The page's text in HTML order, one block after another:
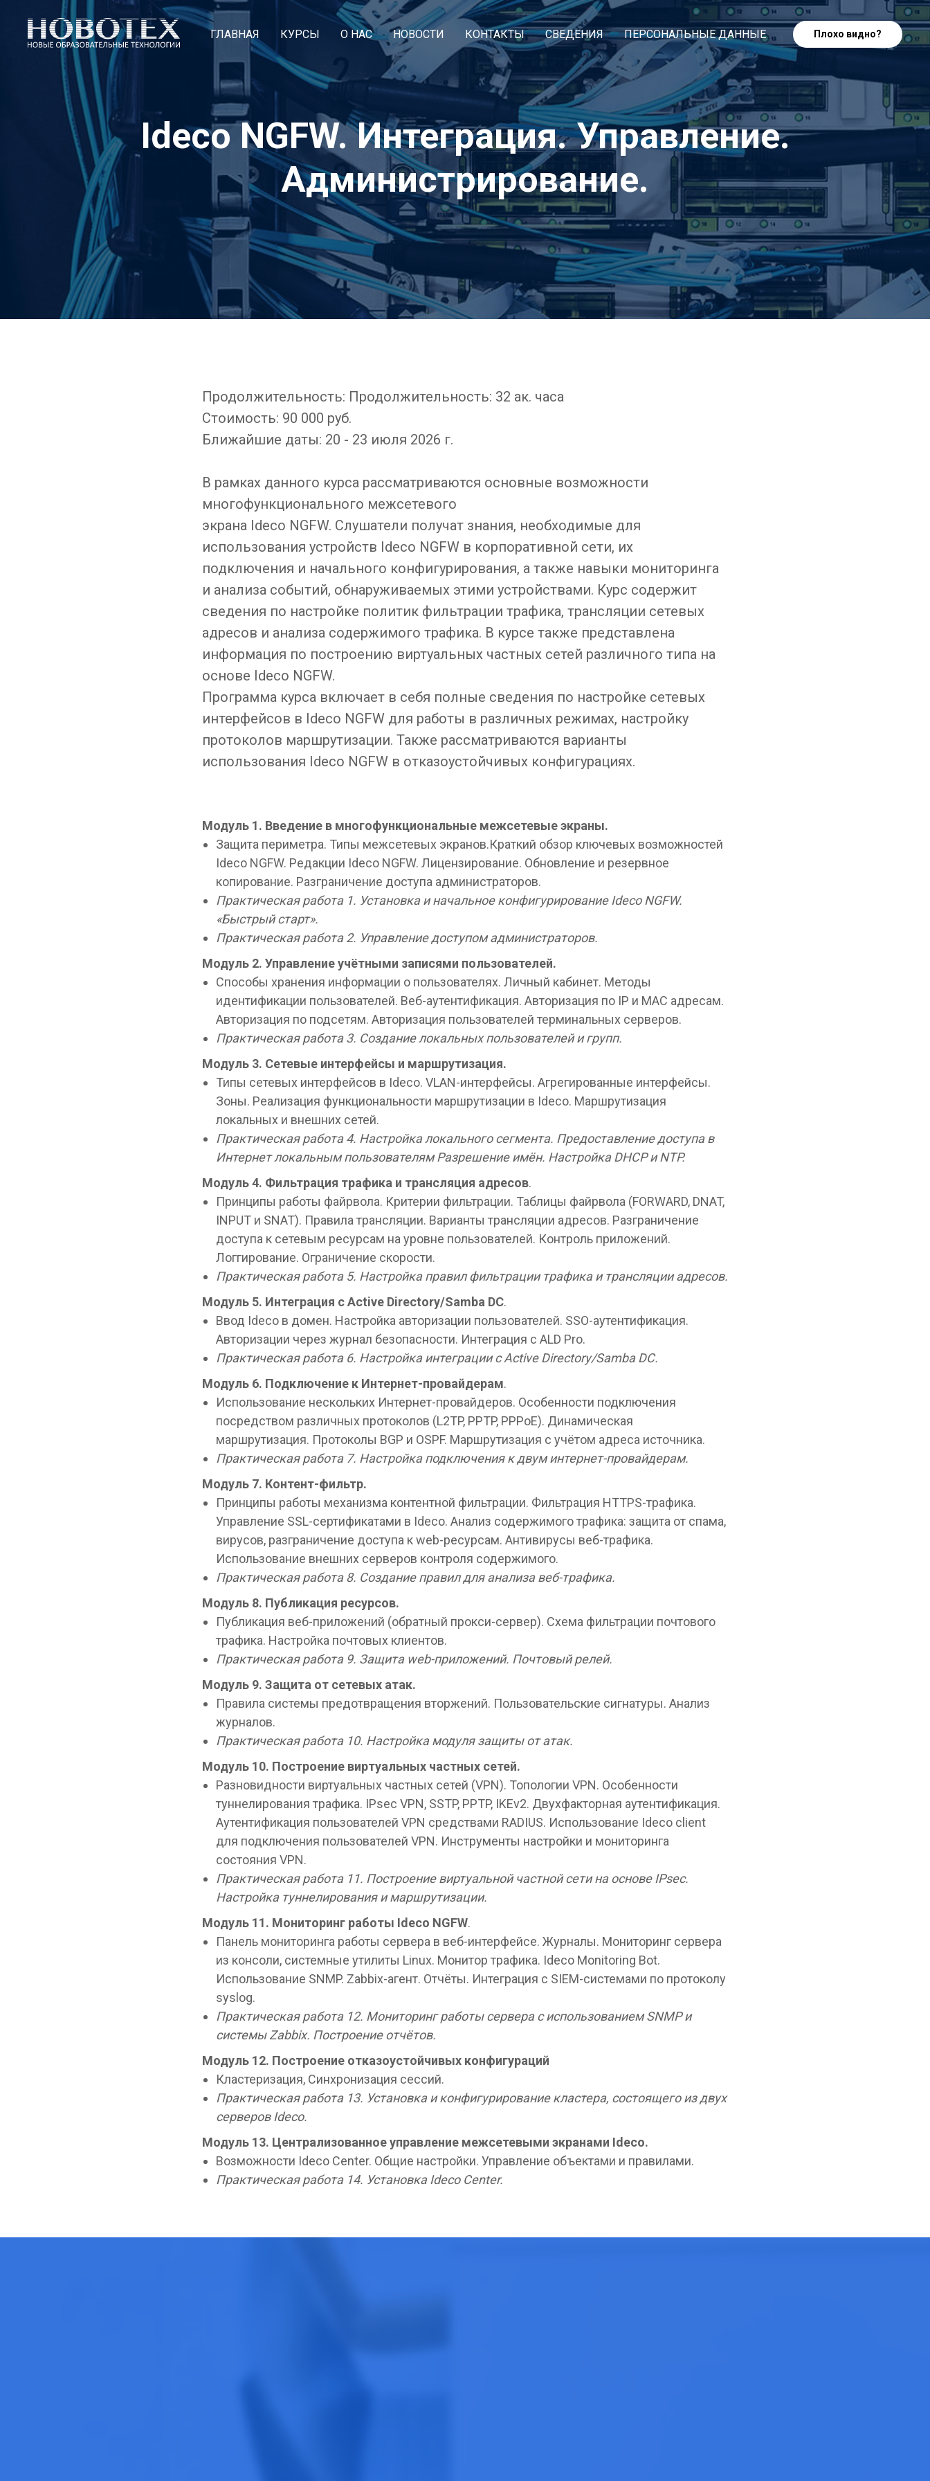
ГЛАВНАЯ КУРСЫ О НАС НОВОСТИ КОНТАКТЫ СВЕДЕНИЯ ПЕРСОНАЛЬНЫЕ ДАННЫЕ Плохо видно?
Ideco NGFW. Интеграция. Управление.
Администрирование.
Продолжительность: Продолжительность: 32 ак. часа
Стоимость: 90 000 руб.
Ближайшие даты: 20 - 23 июля 2026 г.
В рамках данного курса рассматриваются основные возможности
многофункционального межсетевого
экрана Ideco NGFW. Слушатели получат знания, необходимые для
использования устройств Ideco NGFW в корпоративной сети, их
подключения и начального конфигурирования, а также навыки мониторинга
и анализа событий, обнаруживаемых этими устройствами. Курс содержит
сведения по настройке политик фильтрации трафика, трансляции сетевых
адресов и анализа содержимого трафика. В курсе также представлена
информация по построению виртуальных частных сетей различного типа на
основе Ideco NGFW.
Программа курса включает в себя полные сведения по настройке сетевых
интерфейсов в Ideco NGFW для работы в различных режимах, настройку
протоколов маршрутизации. Также рассматриваются варианты
использования Ideco NGFW в отказоустойчивых конфигурациях.
Модуль 1. Введение в многофункциональные межсетевые экраны.
Защита периметра. Типы межсетевых экранов.Краткий обзор ключевых возможностей
Ideco NGFW. Редакции Ideco NGFW. Лицензирование. Обновление и резервное
копирование. Разграничение доступа администраторов.
Практическая работа 1. Установка и начальное конфигурирование Ideco NGFW.
«Быстрый старт».
Практическая работа 2. Управление доступом администраторов.
Модуль 2. Управление учётными записями пользователей.
Способы хранения информации о пользователях. Личный кабинет. Методы
идентификации пользователей. Веб-аутентификация. Авторизация по IP и МАС адресам.
Авторизация по подсетям. Авторизация пользователей терминальных серверов.
Практическая работа 3. Создание локальных пользователей и групп.
Модуль 3. Сетевые интерфейсы и маршрутизация.
Типы сетевых интерфейсов в Ideco. VLAN-интерфейсы. Агрегированные интерфейсы.
Зоны. Реализация функциональности маршрутизации в Ideco. Маршрутизация
локальных и внешних сетей.
Практическая работа 4. Настройка локального сегмента. Предоставление доступа в
Интернет локальным пользователям Разрешение имён. Настройка DHCP и NTP.
Модуль 4. Фильтрация трафика и трансляция адресов.
Принципы работы файрвола. Критерии фильтрации. Таблицы файрвола (FORWARD, DNAT,
INPUT и SNAT). Правила трансляции. Варианты трансляции адресов. Разграничение
доступа к сетевым ресурсам на уровне пользователей. Контроль приложений.
Логгирование. Ограничение скорости.
Практическая работа 5. Настройка правил фильтрации трафика и трансляции адресов.
Модуль 5. Интеграция с Active Directory/Samba DC.
Ввод Ideco в домен. Настройка авторизации пользователей. SSO-аутентификация.
Авторизации через журнал безопасности. Интеграция с ALD Pro.
Практическая работа 6. Настройка интеграции с Active Directory/Samba DC.
Модуль 6. Подключение к Интернет-провайдерам.
Использование нескольких Интернет-провайдеров. Особенности подключения
посредством различных протоколов (L2TP, PPTP, PPPoE). Динамическая
маршрутизация. Протоколы BGP и OSPF. Маршрутизация с учётом адреса источника.
Практическая работа 7. Настройка подключения к двум интернет-провайдерам.
Модуль 7. Контент-фильтр.
Принципы работы механизма контентной фильтрации. Фильтрация HTTPS-трафика.
Управление SSL-сертификатами в Ideco. Анализ содержимого трафика: защита от спама,
вирусов, разграничение доступа к web-ресурсам. Антивирусы веб-трафика.
Использование внешних серверов контроля содержимого.
Практическая работа 8. Создание правил для анализа веб-трафика.
Модуль 8. Публикация ресурсов.
Публикация веб-приложений (обратный прокси-сервер). Схема фильтрации почтового
трафика. Настройка почтовых клиентов.
Практическая работа 9. Защита web-приложений. Почтовый релей.
Модуль 9. Защита от сетевых атак.
Правила системы предотвращения вторжений. Пользовательские сигнатуры. Анализ
журналов.
Практическая работа 10. Настройка модуля защиты от атак.
Модуль 10. Построение виртуальных частных сетей.
Разновидности виртуальных частных сетей (VPN). Топологии VPN. Особенности
туннелирования трафика. IPsec VPN, SSTP, PPTP, IKEv2. Двухфакторная аутентификация.
Аутентификация пользователей VPN средствами RADIUS. Использование Ideco client
для подключения пользователей VPN. Инструменты настройки и мониторинга
состояния VPN.
Практическая работа 11. Построение виртуальной частной сети на основе IPsec.
Настройка туннелирования и маршрутизации.
Модуль 11. Мониторинг работы Ideco NGFW.
Панель мониторинга работы сервера в веб-интерфейсе. Журналы. Мониторинг сервера
из консоли, системные утилиты Linux. Монитор трафика. Ideco Monitoring Bot.
Использование SNMP. Zabbix-агент. Отчёты. Интеграция с SIEM-системами по протоколу
syslog.
Практическая работа 12. Мониторинг работы сервера с использованием SNMP и
системы Zabbix. Построение отчётов.
Модуль 12. Построение отказоустойчивых конфигураций
Кластеризация, Синхронизация сессий.
Практическая работа 13. Установка и конфигурирование кластера, состоящего из двух
серверов Ideco.
Модуль 13. Централизованное управление межсетевыми экранами Ideco.
Возможности Ideco Center. Общие настройки. Управление объектами и правилами.
Практическая работа 14. Установка Ideco Center.